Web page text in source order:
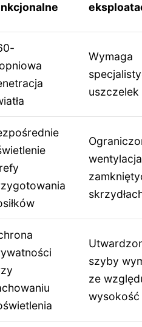
Wymaga
uszczelek
szyby
ze
wysokość